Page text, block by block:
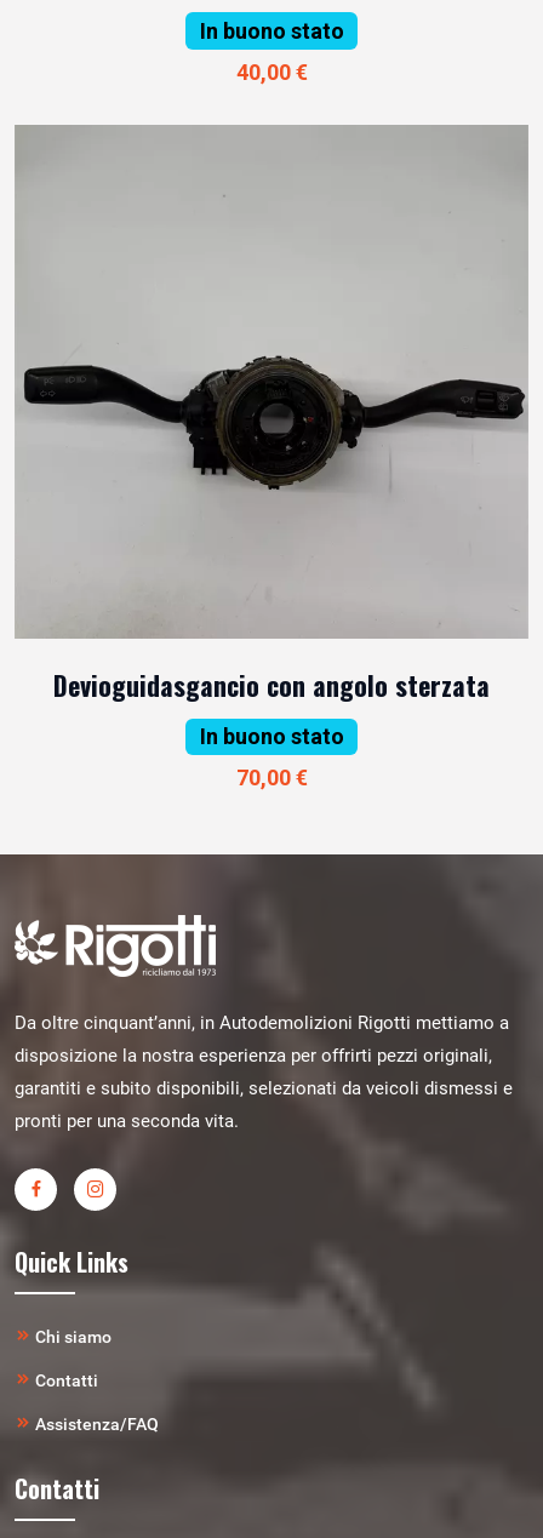
In buono stato
40,00 €
Devioguidasgancio con angolo sterzata
In buono stato
70,00 €
Da oltre cinquant’anni, in Autodemolizioni Rigotti mettiamo a
disposizione la nostra esperienza per offrirti pezzi originali,
garantiti e subito disponibili, selezionati da veicoli dismessi e
pronti per una seconda vita.
Quick Links
Chi siamo
Contatti
Assistenza/FAQ
Contatti